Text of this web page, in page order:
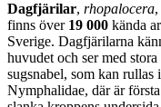
Dagfjärilar, rhopalocera
finns över 19 000 kända
Sverige. Dagfjärilarna
huvudet och ser med
sugsnabel, som kan
Nymphalidae, där är